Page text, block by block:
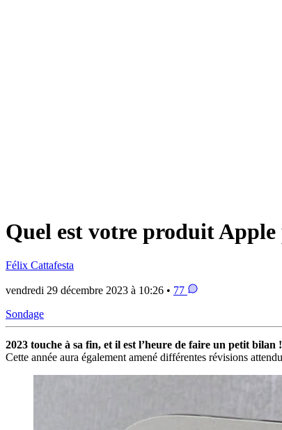
Quel est votre produit Apple
Félix Cattafesta
vendredi 29 décembre 2023 à 10:26 • 77
Sondage
2023 touche à sa fin, et il est l’heure de faire un petit bilan !
Cette année aura également amené différentes révisions